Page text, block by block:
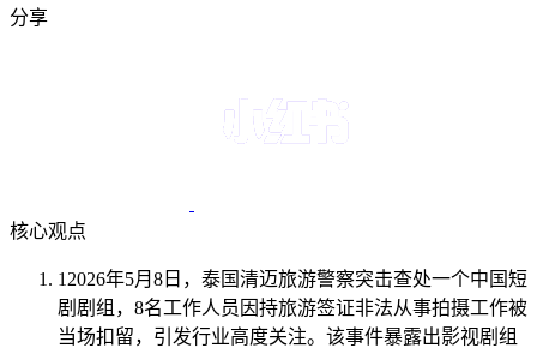
分享
核心观点
1 2026年5月8日，泰国清迈旅游警察突击查处一个中国短
剧剧组，8名工作人员因持旅游签证非法从事拍摄工作被
当场扣留，引发行业高度关注。该事件暴露出影视剧组